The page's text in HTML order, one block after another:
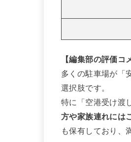
【編集部の評価コ
多くの駐車場が「
選択肢です。
特に「空港受け渡
方や家族連れには
も保有しており、